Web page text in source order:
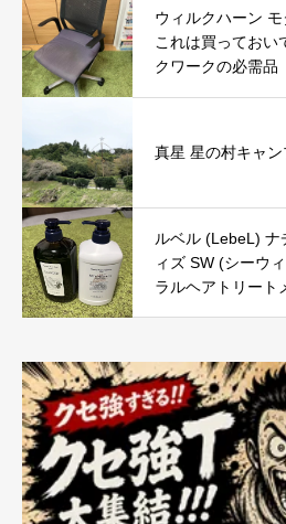
ウィルクハーン
これは買っておい
クワークの必需品
真星 星の村キャ
ルベル (LebeL) ナ
ィズ SW (シーウ
ラルヘアトリート